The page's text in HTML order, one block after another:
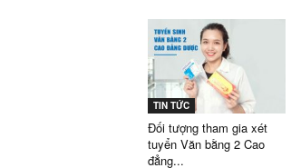
TIN TỨC
Đối tượng tham gia xét
tuyển Văn bằng 2 Cao
đẳng...